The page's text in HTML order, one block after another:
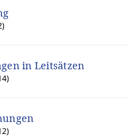
in Leitsätzen